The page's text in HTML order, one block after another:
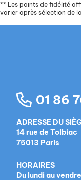
** Les points de fidélité
varier après sélection de
01 86
ADRESSE DU
14 rue de Tolbiac
75013 Paris
HORAIRES
Du lundi au